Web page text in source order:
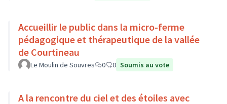
Accueillir le public dans la micro-ferme
pédagogique et thérapeutique de la vallée
de Courtineau
Le Moulin de Souvres 0 0 Soumis au vote
A la rencontre du ciel et des étoiles avec